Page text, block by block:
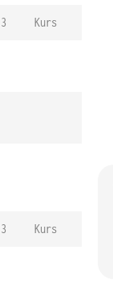
3 Kurs
3 Kurs